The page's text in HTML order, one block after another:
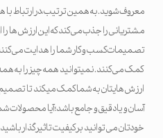
معروف شوید. به همین ترتیب، در ارتباط
مشتریانی را جذب می کند که این ارزش ها را
تصمیمات کسب و کار شما را هدایت می کنند
کمک می کنند. نمیتوانید همه چیز را به
ارزش هایتان به شما کمک میکند تا تصمیم
آسان و یا دقیق و جامع باشد؛ آیا محصولات
خودتان می توانید بر کیفیت تاثیر گذار